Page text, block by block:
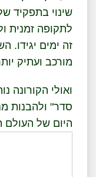
שינוי בתפקיד
לתקופה זמנית
זה ימים יגידו.
מורכב ועתיק
ואולי הקורונה
סדר" ולהבנות
היום של